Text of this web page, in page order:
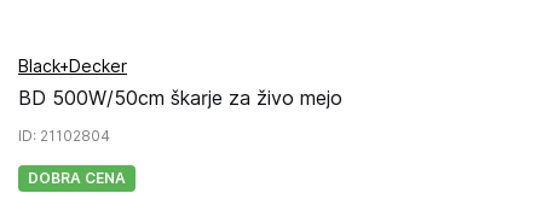
Black+Decker
BD 500W/50cm škarje za živo mejo
ID: 21102804
DOBRA CENA